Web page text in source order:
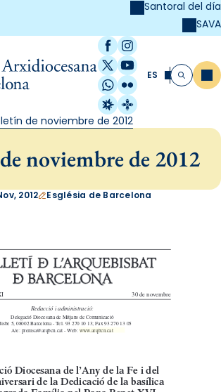
Santoral del día
SAVA
Facebook
Instagram
X / Twitter
YouTube
WhatsApp
Flickr
Radio Estel
Catalunya
ES Buscar
de noviembre de 2012
noviembre de 2012
2012 Església de Barcelona
arqbcn.cat - Web: www.arqbcn.cat